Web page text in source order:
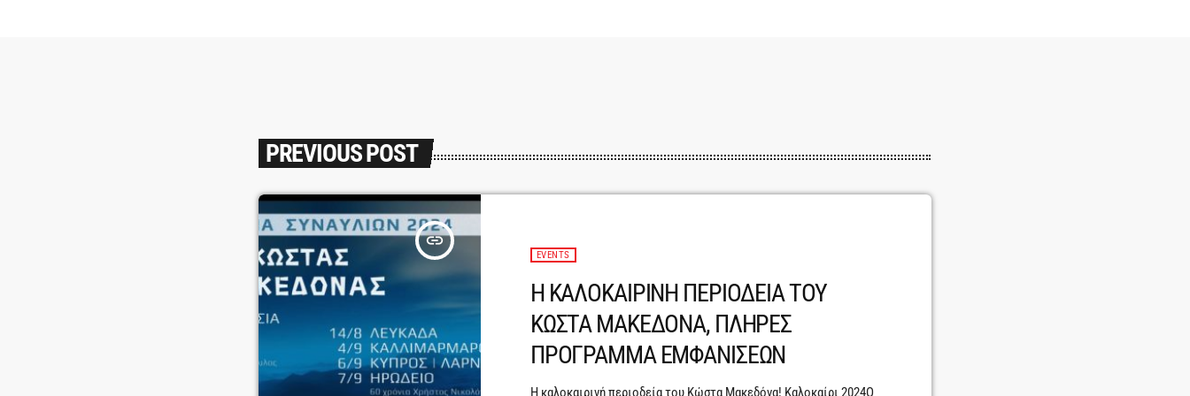
PREVIOUS POST
insert_link
EVENTS
Η ΚΑΛΟΚΑΙΡΙΝΗ ΠΕΡΙΟΔΕΙΑ ΤΟΥ
ΚΩΣΤΑ ΜΑΚΕΔΟΝΑ, ΠΛΗΡΕΣ
ΠΡΟΓΡΑΜΜΑ ΕΜΦΑΝΙΣΕΩΝ
Η καλοκαιρινή περιοδεία του Κώστα Μακεδόνα! Καλοκαίρι 2024Ο